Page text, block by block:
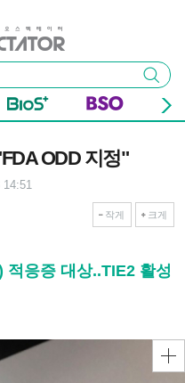
검색
ODD 지정"
14:51
작게 크게
적응증 대상..TIE2 활성